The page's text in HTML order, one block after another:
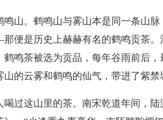
山。鹤鸣山与雾山本是同一条山
便是历史上赫赫有名的鹤鸣贡茶
鸣茶被选为贡品，每年谷雨前后
的云雾和鹤鸣的仙气，带进了紫禁
过这山里的茶。南宋乾道年间，